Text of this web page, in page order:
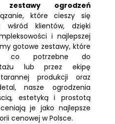
zestawy ogrodzeń
które cieszy się
wśród klientów, dzięki
i najlepszej
gotowe zestawy, które
co potrzebne do
lub przez ekipę
produkcji oraz
nasze ogrodzenia
estetyką i prostotą
je jako najlepsze
cenowej w Polsce.